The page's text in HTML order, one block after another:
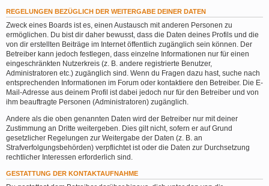
REGELUNGEN BEZÜGLICH DER WEITERGABE DEINER DATEN
Zweck eines Boards ist es, einen Austausch mit anderen Personen zu
ermöglichen. Du bist dir daher bewusst, dass die Daten deines Profils und die
von dir erstellten Beiträge im Internet öffentlich zugänglich sein können. Der
Betreiber kann jedoch festlegen, dass einzelne Informationen nur für einen
eingeschränkten Nutzerkreis (z. B. andere registrierte Benutzer,
Administratoren etc.) zugänglich sind. Wenn du Fragen dazu hast, suche nach
entsprechenden Informationen im Forum oder kontaktiere den Betreiber. Die E-
Mail-Adresse aus deinem Profil ist dabei jedoch nur für den Betreiber und von
ihm beauftragte Personen (Administratoren) zugänglich.
Andere als die oben genannten Daten wird der Betreiber nur mit deiner
Zustimmung an Dritte weitergeben. Dies gilt nicht, sofern er auf Grund
gesetzlicher Regelungen zur Weitergabe der Daten (z. B. an
Strafverfolgungsbehörden) verpflichtet ist oder die Daten zur Durchsetzung
rechtlicher Interessen erforderlich sind.
GESTATTUNG DER KONTAKTAUFNAHME